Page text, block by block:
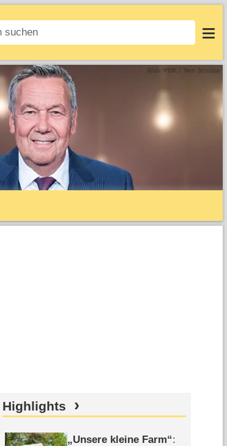
Login
Highlights
Unsere kleine Farm :